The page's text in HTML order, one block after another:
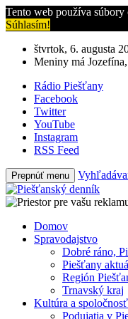
Tento web používa
Súhlasím!
štvrtok, 6. augusta
Meniny má
Rádio Piešťany
Facebook
Twitter
YouTube
Instagram
RSS Feed
Prepnúť menu
Domov
Spravodajstvo
Dobré ráno,
Piešťany
Región
Trnavský kraj
Kultúra a spoločnosť
Podujatia v